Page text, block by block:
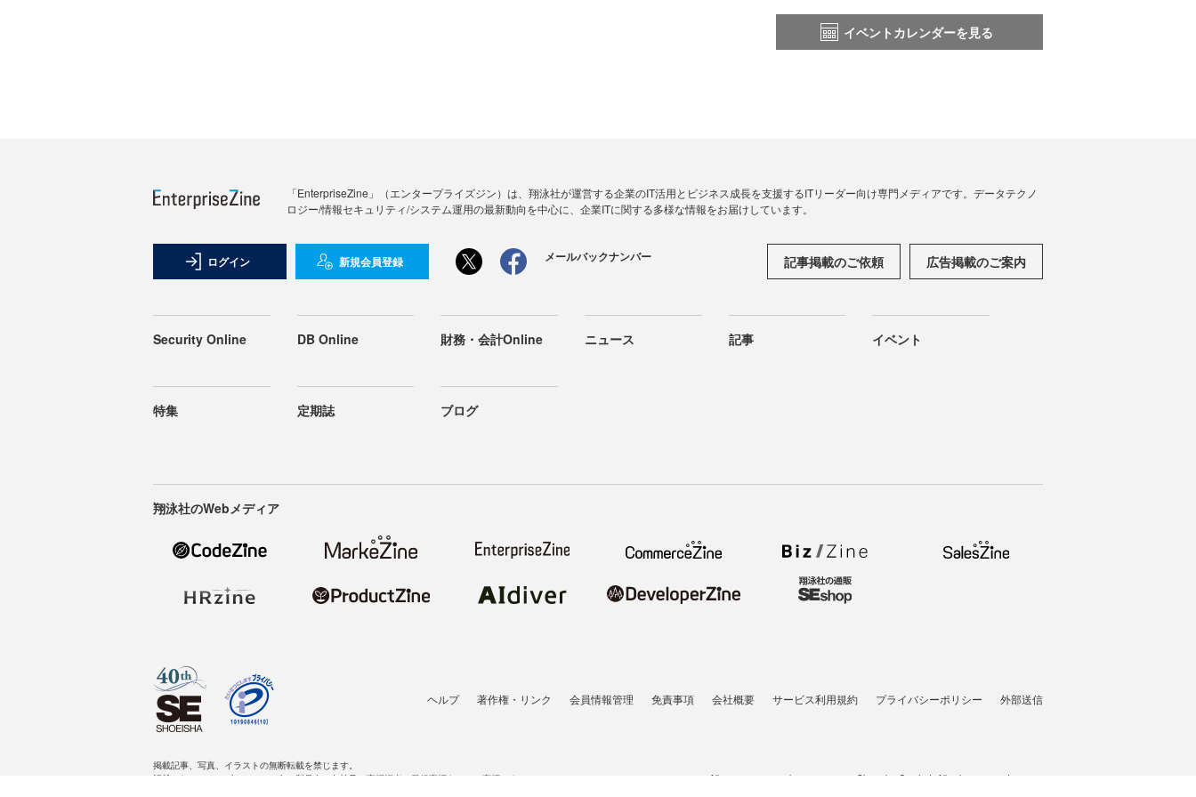
イベントカレンダーを見る
「EnterpriseZine」（エンタープライズジン）は、翔泳社が運営する企業のIT活用とビジネス成長を支援するITリーダー向け専門メディアです。データテクノ
ロジー/情報セキュリティ/システム運用の最新動向を中心に、企業ITに関する多様な情報をお届けしています。
ログイン 新規会員登録 メールバックナンバー 記事掲載のご依頼 広告掲載のご案内
Security Online DB Online 財務・会計Online ニュース 記事 イベント
特集 定期誌 ブログ
翔泳社のWebメディア
ヘルプ 著作権・リンク 会員情報管理 免責事項 会社概要 サービス利用規約 プライバシーポリシー 外部送信
掲載記事、写真、イラストの無断転載を禁じます。
記載されているロゴ、システム名、製品名は各社及び商標権者の登録商標あるいは商標です。
All contents copyright © 2007-2026 Shoeisha Co., Ltd. All rights reserved. ver.1.5